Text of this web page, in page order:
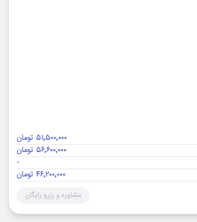
۵۱٬۵۰۰٬۰۰۰ تومان
۵۶٬۶۰۰٬۰۰۰ تومان
-
۴۶٬۲۰۰٬۰۰۰ تومان
مشاوره و رزرو رایگان